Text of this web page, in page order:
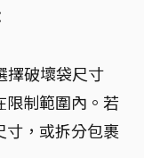
擇破壞袋尺寸
限制範圍內。若
，或拆分包裹